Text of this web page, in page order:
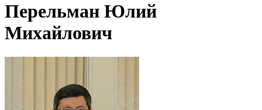
Перельман Юлий
Михайлович